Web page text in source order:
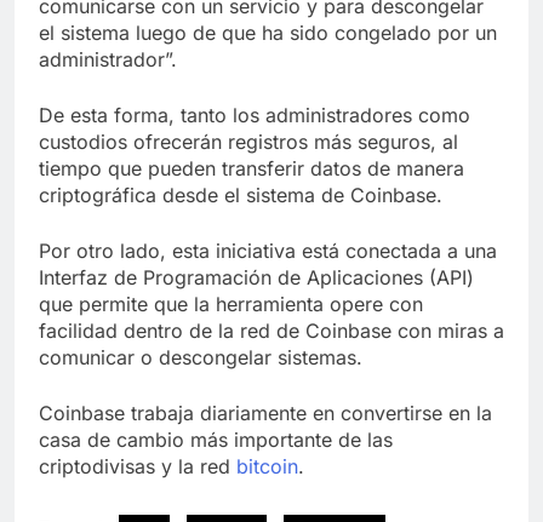
comunicarse con un servicio y para descongelar
el sistema luego de que ha sido congelado por un
administrador”.
De esta forma, tanto los administradores como
custodios ofrecerán registros más seguros, al
tiempo que pueden transferir datos de manera
criptográfica desde el sistema de Coinbase.
Por otro lado, esta iniciativa está conectada a una
Interfaz de Programación de Aplicaciones (API)
que permite que la herramienta opere con
facilidad dentro de la red de Coinbase con miras a
comunicar o descongelar sistemas.
Coinbase trabaja diariamente en convertirse en la
casa de cambio más importante de las
criptodivisas y la red bitcoin.